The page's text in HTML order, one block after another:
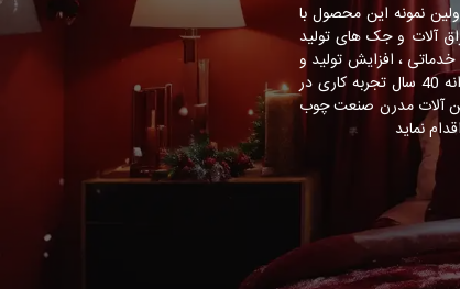
تخت تاشوی دیواری برای اولین بار در ایران توسط مدیریت شرکت کم جا چوب ارائه شد و در سال 1369 اولین نمونه این محصول با
تاشو از سال 1374 آغاز و سال 1375 با بهره گیری از یراق آلات و جک های تولید
و خدماتی ، افزایش تولید و
ارائه طرح های نوین در این زمینه تاسیس گردید. این مرکز با حضور تنی چند از مدیران موفق مبلیران سابق و با پشتوانه 40 سال تجربه کاری در
از سال 1380 با ورود تکنولوژی و ماشین آلات مدرن صنعت چوب
نماید